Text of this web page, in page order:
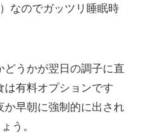
なのでガッツリ睡眠時
どうかが翌日の調子に直
有料オプションです
か早朝に強制的に出され
う。